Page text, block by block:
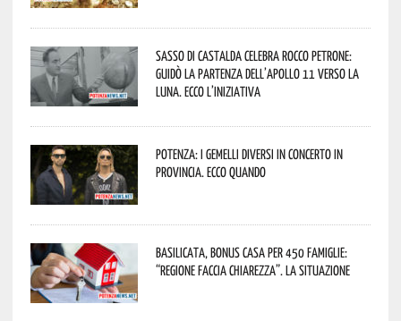
Sasso di Castalda celebra Rocco Petrone:
guidò la partenza dell’Apollo 11 verso la
Luna. Ecco l’iniziativa
Potenza: i Gemelli DiVersi in concerto in
provincia. Ecco quando
Basilicata, Bonus casa per 450 famiglie:
“Regione faccia chiarezza”. La situazione